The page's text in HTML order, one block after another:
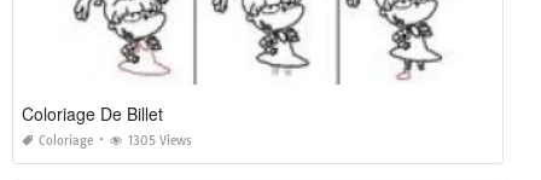
Coloriage De Billet
Coloriage 1305 Views